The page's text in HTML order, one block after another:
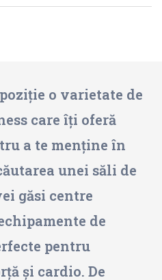
o varietate de
care îți oferă
a te menține în
unei săli de
găsi centre
de
pentru
și cardio. De